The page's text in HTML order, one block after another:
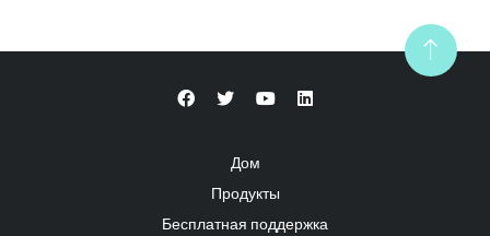
Дом
Продукты
Бесплатная поддержка